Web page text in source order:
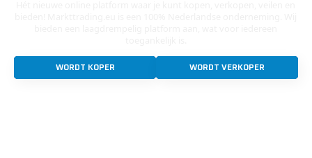
WORDT KOPER WORDT VERKOPER